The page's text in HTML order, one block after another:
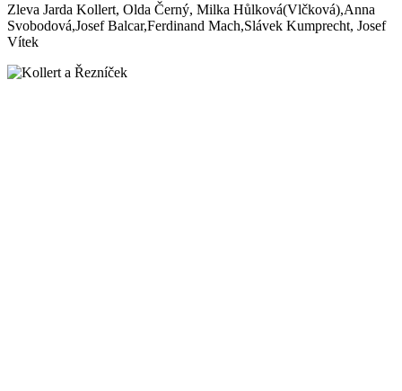
Zleva Jarda Kollert, Olda Černý, Milka Hůlková(Vlčková),Anna
Svobodová,Josef Balcar,Ferdinand Mach,Slávek Kumprecht, Josef
Vítek